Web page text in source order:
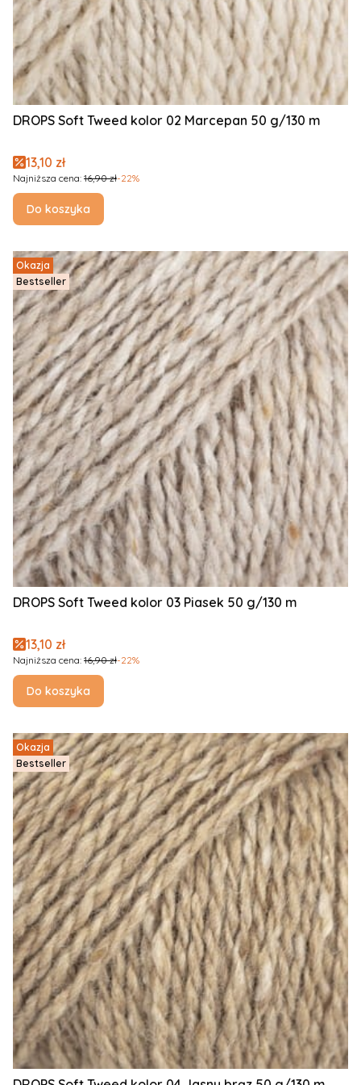
DROPS Soft Tweed kolor 02 Marcepan 50 g/130 m
Cena promocyjna
13,10 zł
Najniższa cena: 16,90 zł-22%
Do koszyka
Okazja
Bestseller
DROPS Soft Tweed kolor 03 Piasek 50 g/130 m
Cena promocyjna
13,10 zł
Najniższa cena: 16,90 zł-22%
Do koszyka
Okazja
Bestseller